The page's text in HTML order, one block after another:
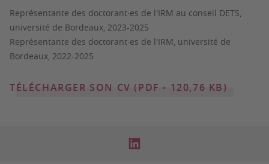
Représentante des doctorant·es de l'IRM au conseil DETS,
université de Bordeaux, 2023-2025
Représentante des doctorant·es de l'IRM, université de
Bordeaux, 2022-2025
TÉLÉCHARGER SON CV (PDF - 120,76 KB)